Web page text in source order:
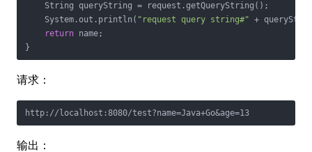
    String queryString = request.getQueryString();
    System.out.println(
"request query string#" +
return name;
}
请求：
http://localhost:8080/test?name=Java+Go&age=13
输出：